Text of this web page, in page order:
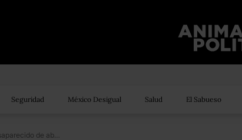
Seguridad México Desigual Salud El Sabueso
Acusa PF a agente desaparecido de abandono de empleo